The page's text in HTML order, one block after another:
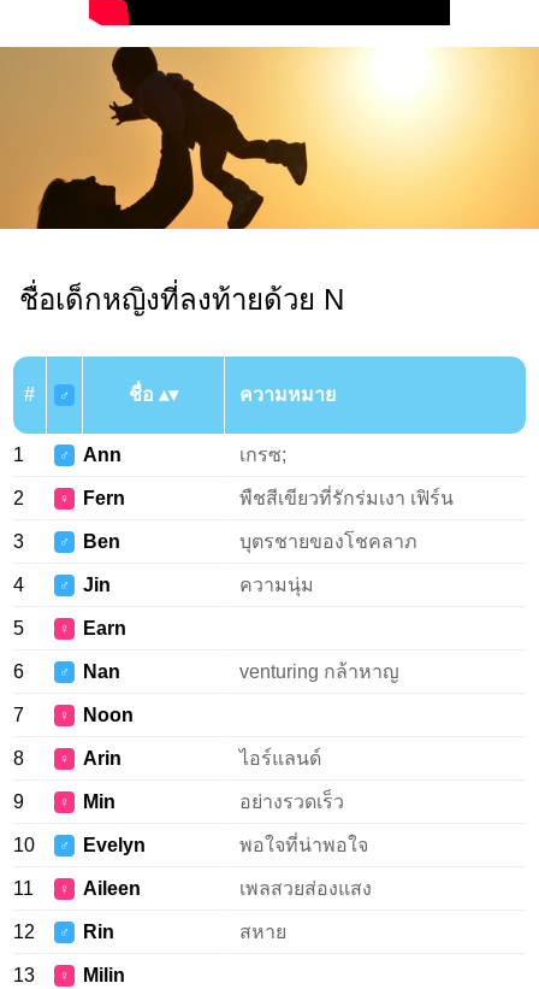
ชื่อเด็กหญิงที่ลงท้ายด้วย N
# ♂ ชื่อ ความหมาย
1 ♂ Ann เกรซ;
2 ♀ Fern พืชสีเขียวที่รักร่มเงา เฟิร์น
3 ♂ Ben บุตรชายของโชคลาภ
4 ♂ Jin ความนุ่ม
5 ♀ Earn
6 ♂ Nan venturing กล้าหาญ
7 ♀ Noon
8 ♀ Arin ไอร์แลนด์
9 ♀ Min อย่างรวดเร็ว
10 ♂ Evelyn พอใจที่น่าพอใจ
11 ♀ Aileen เพลสวยส่องแสง
12 ♂ Rin สหาย
13 ♀ Milin